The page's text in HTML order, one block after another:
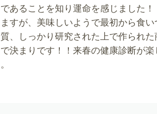
であることを知り運命を感じました
ますが、美味しいようで最初から食
質、しっかり研究された上で作られ
で決まりです！！来春の健康診断が
。